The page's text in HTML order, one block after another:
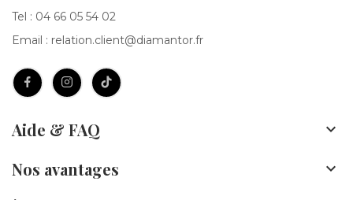
Tel : 04 66 05 54 02
Email : relation.client@diamantor.fr
Aide & FAQ 
Nos avantages 